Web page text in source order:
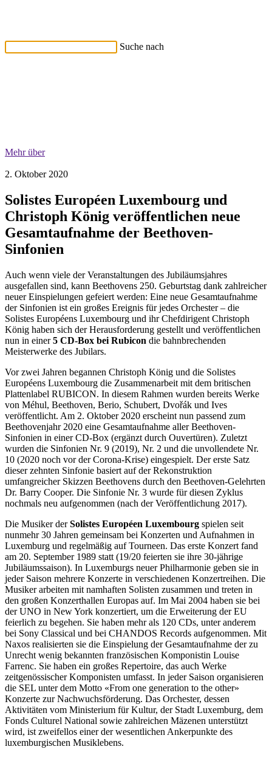
Suche nach
Mehr über
2. Oktober 2020
Solistes Européen Luxembourg und
Christoph König veröffentlichen neue
Gesamtaufnahme der Beethoven-
Sinfonien
Auch wenn viele der Veranstaltungen des Jubiläumsjahres
ausgefallen sind, kann Beethovens 250. Geburtstag dank zahlreicher
neuer Einspielungen gefeiert werden: Eine neue Gesamtaufnahme
der Sinfonien ist ein großes Ereignis für jedes Orchester – die
Solistes Européens Luxembourg und ihr Chefdirigent Christoph
König haben sich der Herausforderung gestellt und veröffentlichen
nun in einer5 CD-Box bei Rubicon die bahnbrechenden
Meisterwerke des Jubilars.
Vor zwei Jahren begannen Christoph König und die Solistes
Européens Luxembourg die Zusammenarbeit mit dem britischen
Plattenlabel RUBICON. In diesem Rahmen wurden bereits Werke
von Méhul, Beethoven, Berio, Schubert, Dvořák und Ives
veröffentlicht. Am 2. Oktober 2020 erscheint nun passend zum
Beethovenjahr 2020 eine Gesamtaufnahme aller Beethoven-
Sinfonien in einer CD-Box (ergänzt durch Ouvertüren). Zuletzt
wurden die Sinfonien Nr. 9 (2019), Nr. 2 und die unvollendete Nr.
10 (2020 noch vor der Corona-Krise) eingespielt. Der erste Satz
dieser zehnten Sinfonie basiert auf der Rekonstruktion
umfangreicher Skizzen Beethovens durch den Beethoven-Gelehrten
Dr. Barry Cooper. Die Sinfonie Nr. 3 wurde für diesen Zyklus
nochmals neu aufgenommen (nach der Veröffentlichung 2017).
Die Musiker derSolistes Européen Luxembourg spielen seit
nunmehr 30 Jahren gemeinsam bei Konzerten und Aufnahmen in
Luxemburg und regelmäßig auf Tourneen. Das erste Konzert fand
am 20. September 1989 statt (19/20 feierten sie ihre 30-jährige
Jubiläumssaison). In Luxemburgs neuer Philharmonie geben sie in
jeder Saison mehrere Konzerte in verschiedenen Konzertreihen. Die
Musiker arbeiten mit namhaften Solisten zusammen und treten in
den großen Konzerthallen Europas auf. Im Mai 2004 haben sie bei
der UNO in New York konzertiert, um die Erweiterung der EU
feierlich zu begehen. Sie haben mehr als 120 CDs, unter anderem
bei Sony Classical und bei CHANDOS Records aufgenommen. Mit
Naxos realisierten sie die Einspielung der Gesamtaufnahme der zu
Unrecht wenig bekannten französischen Komponistin Louise
Farrenc. Sie haben ein großes Repertoire, das auch Werke
zeitgenössischer Komponisten umfasst. In jeder Saison organisieren
die SEL unter dem Motto «From one generation to the other»
Konzerte zur Nachwuchsförderung. Das Orchester, dessen
Aktivitäten vom Ministerium für Kultur, der Stadt Luxemburg, dem
Fonds Culturel National sowie zahlreichen Mäzenen unterstützt
wird, ist zweifellos einer der wesentlichen Ankerpunkte des
luxemburgischen Musiklebens.